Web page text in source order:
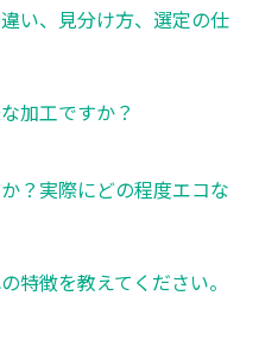
い、見分け方、選定の仕
加工ですか？
？実際にどの程度エコな
特徴を教えてください。